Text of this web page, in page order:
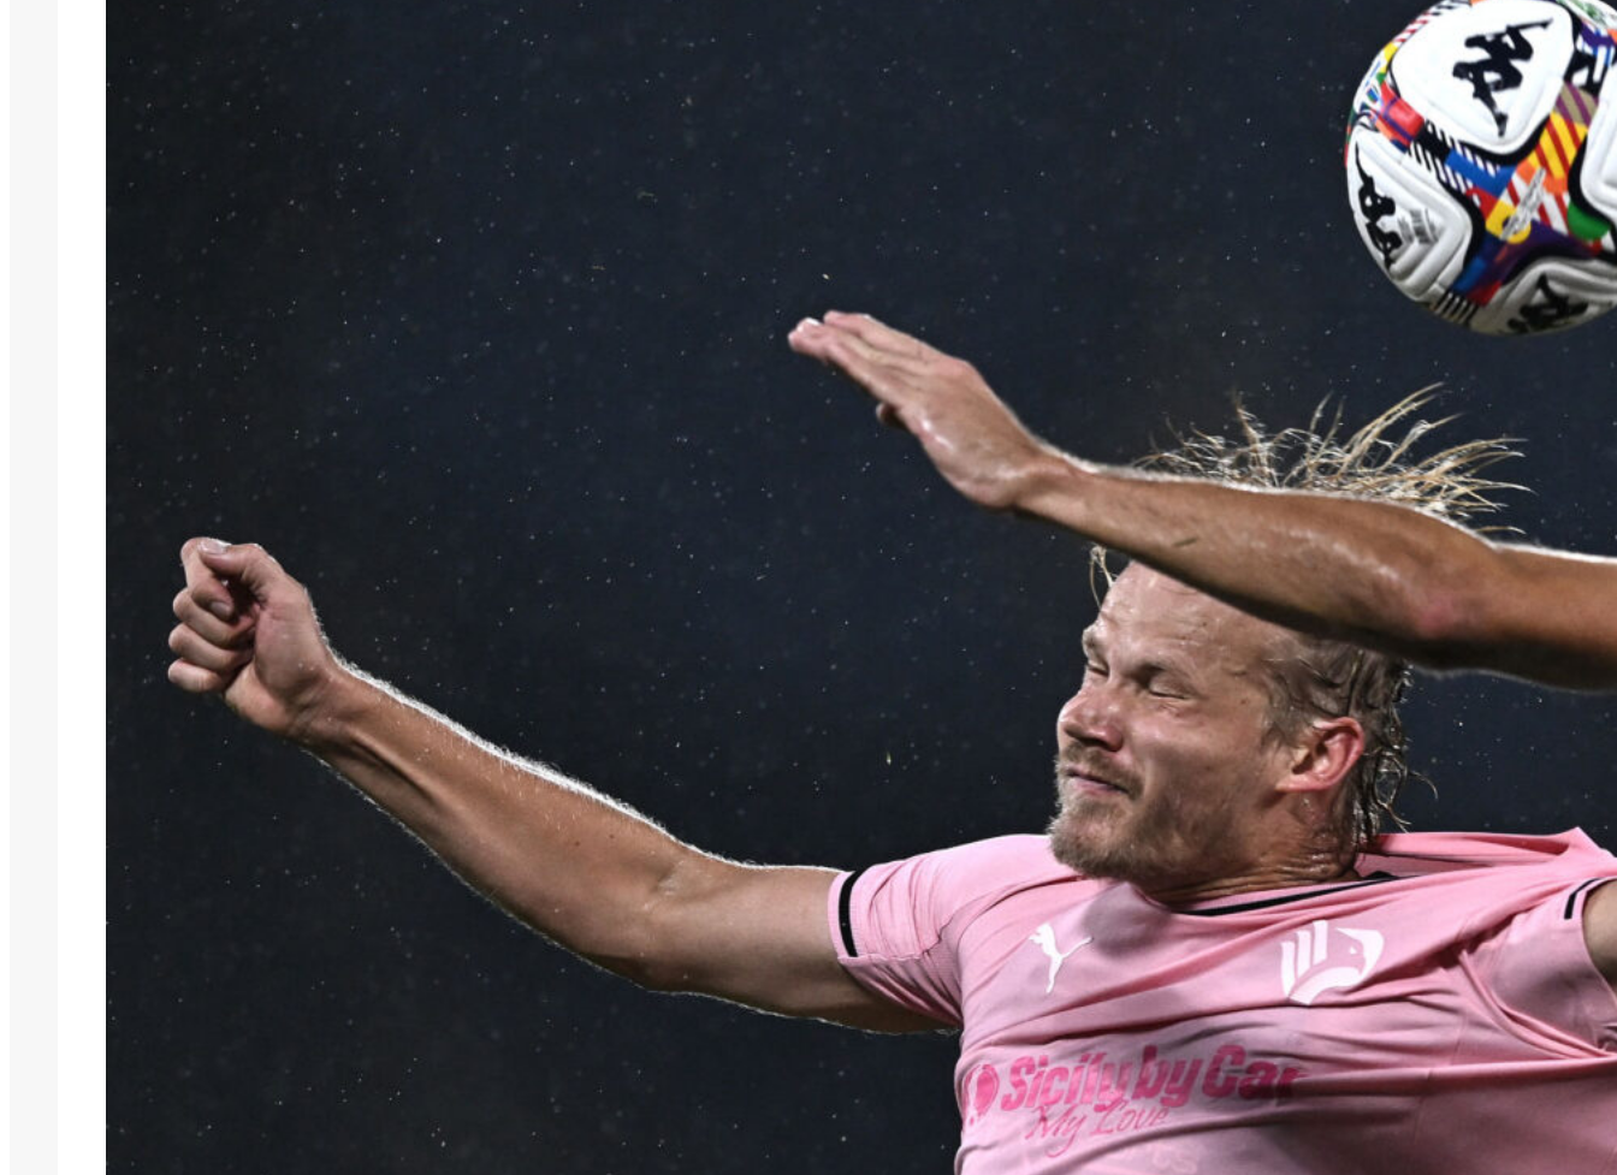
Ripescaggio in Serie B per il Bari: la
speranza è legata alla crisi della Juve
Stabia
Futuro Bari, Leccese a De Laurentiis:
“Serve un piano industriale serio,
non siamo una seconda squadra”